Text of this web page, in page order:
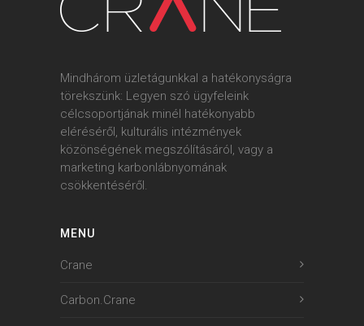
Mindhárom üzletágunkkal a hatékonyságra
törekszünk: Legyen szó ügyfeleink
célcsoportjának minél hatékonyabb
eléréséről, kulturális intézmények
közönségének megszólításáról, vagy a
marketing karbonlábnyomának
csökkentéséről.
MENU
Crane
Carbon.Crane